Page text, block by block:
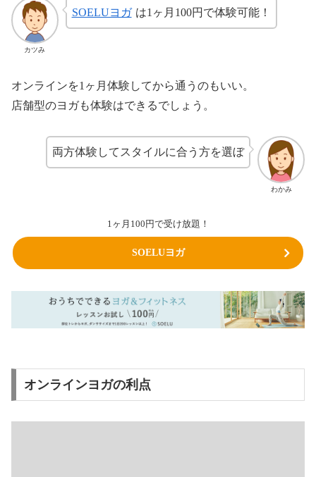
カツみ
SOELUヨガ は1ヶ月100円で体験可能！
オンラインを1ヶ月体験してから通うのもいい。
店舗型のヨガも体験はできるでしょう。
わかみ
両方体験してスタイルに合う方を選ぼ
1ヶ月100円で受け放題！
SOELUヨガ
オンラインヨガの利点